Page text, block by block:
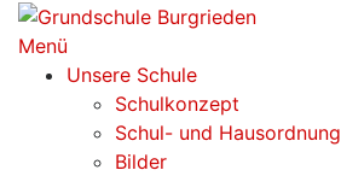
Zum
Inhalt
springen
Menü
Unsere Schule
Schulkonzept
Schul- und Hausordnung
Bilder